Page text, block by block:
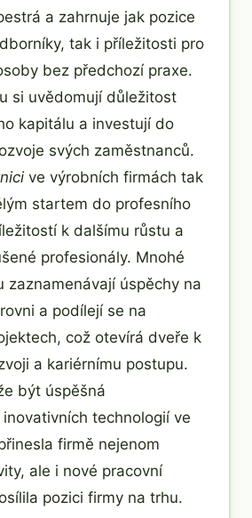
a zahrnuje jak pozice
tak i příležitosti pro
bez předchozí praxe.
si uvědomují důležitost
kapitálu a investují do
svých zaměstnanců.
ve výrobních firmách tak
startem do profesního
k dalšímu růstu a
profesionály. Mnohé
zaznamenávají úspěchy na
a podílejí se na
což otevírá dveře k
a kariérnímu postupu.
být úspěšná
technologií ve
firmě nejenom
ale i nové pracovní
pozici firmy na trhu.